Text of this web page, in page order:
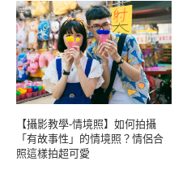
【攝影教學-情境照】如何拍攝
「有故事性」的情境照？情侶合
照這樣拍超可愛